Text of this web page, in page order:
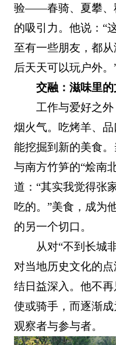
验——春骑、夏攀
的吸引力。他说：“
至有一些朋友，都
后天天可以玩户外。
交融：滋味里
工作与爱好之
烟火气。吃烤羊、
能挖掘到新的美食
与南方竹笋的“烩南
道：“其实我觉得张
吃的。”美食，成为
的另一个切口。
从对“不到长城
对当地历史文化的
结日益深入。他不
使或骑手，而逐渐
观察者与参与者。